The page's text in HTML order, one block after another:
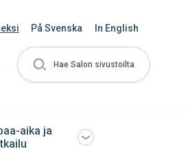
På Svenska In English
Hae Salon sivustoilta
aika ja
Avaa